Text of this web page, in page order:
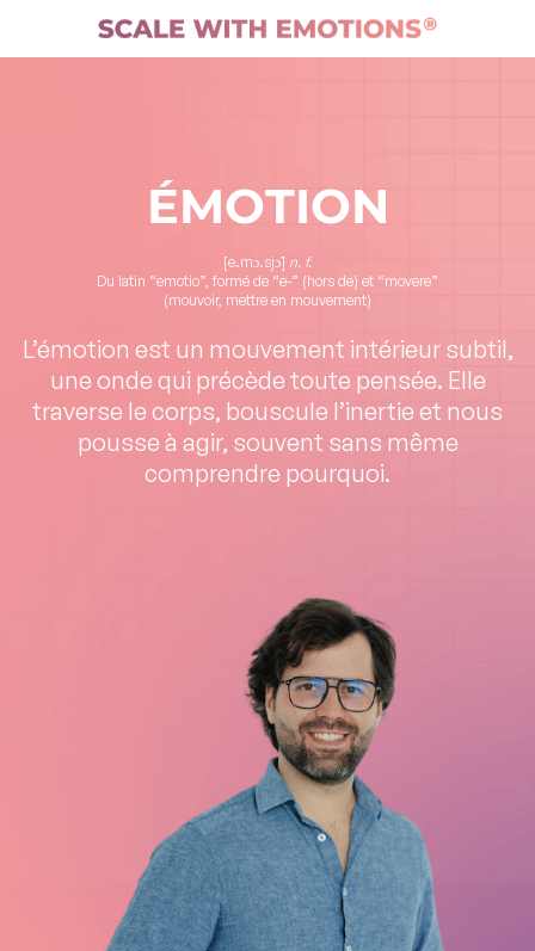
ÉMOTION
[e.mɔ.sjɔ̃] n. f.
Du latin “emotio”, formé de “e-” (hors de) et “movere”
(mouvoir, mettre en mouvement)
L’émotion est un mouvement intérieur subtil,
une onde qui précède toute pensée. Elle
traverse le corps, bouscule l’inertie et nous
pousse à agir, souvent sans même
comprendre pourquoi.